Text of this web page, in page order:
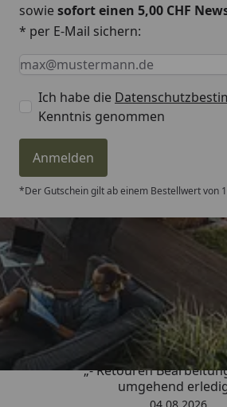
sowiesofort einen 5,00 CHF
* per E-Mail sichern:
Keine Eingabe erforderlich
Eingabe erforderlich
E-Mail *
Ich habe die
Kenntnis genommen
Anmelden
*Der Gutschein gilt ab einem Bestellwert von
Trusted Shops
4,81/ 5
„- Retouren
umgehend